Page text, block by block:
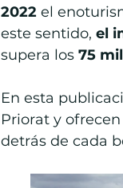
2022 el
este sentido, el
supera los 75
En esta
Priorat y
detrás de cada